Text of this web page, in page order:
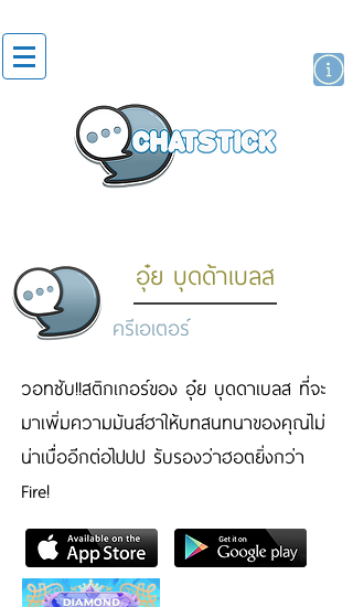
อุ๋ย บุดด้าเบลส
ครีเอเตอร์
วอทซับ!!สติกเกอร์ของ อุ๋ย บุดดาเบลส ที่จะ
มาเพิ่มความมันส์ฮาให้บทสนทนาของคุณไม่
น่าเบื่ออีกต่อไปปป รับรองว่าฮอตยิ่งกว่า
Fire!